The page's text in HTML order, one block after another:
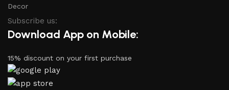
Decor
Subscribe us:
Download App on Mobile:
15% discount on your first purchase